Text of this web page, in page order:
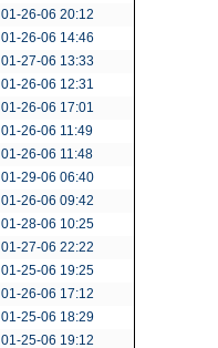
01-26-06 20:12
01-26-06 14:46
01-27-06 13:33
01-26-06 12:31
01-26-06 17:01
01-26-06 11:49
01-26-06 11:48
01-29-06 06:40
01-26-06 09:42
01-28-06 10:25
01-27-06 22:22
01-25-06 19:25
01-26-06 17:12
01-25-06 18:29
01-25-06 19:12